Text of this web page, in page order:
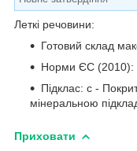
Леткі речовини:
Готовий склад
Норми ЄС (2010):
Підклас: c -
мінеральною
Приховати